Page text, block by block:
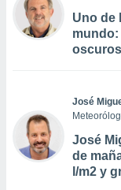
Uno de
mundo:
José
José
de
l/m2 y